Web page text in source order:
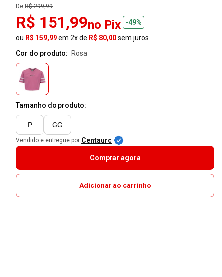
De:R$ 299,99
R$ 151,99no Pix
-49%
ou R$ 159,99em 2x de R$ 80,00sem juros
Cor do produto:
rosa
Tamanho do produto:
P GG
Vendido e entregue por Centauro
Comprar agora
Adicionar ao carrinho